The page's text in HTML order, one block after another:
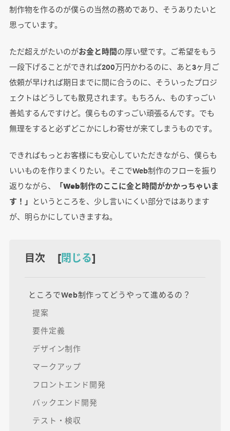
制作物を作るのが僕らの当然の務めであり、そうありたいと
思っています。
ただ超えがたいのがお金と時間の厚い壁です。ご希望をもう
一段下げることができれば200万円かわるのに、あと3ヶ月ご
依頼が早ければ期日までに間に合うのに、そういったプロジ
ェクトはどうしても散見されます。もちろん、ものすっごい
善処するんですけど。僕らものすっごい頑張るんです。でも
無理をすると必ずどこかにしわ寄せが来てしまうものです。
できればもっとお客様にも安心していただきながら、僕らも
いいものを作りまくりたい。そこでWeb制作のフローを振り
返りながら、
「Web制作のここに金と時間がかかっちゃいま
す！」 というところを、少し言いにくい部分ではあります
が、明らかにしていきますね。
目次 [閉じる]
ところでWeb制作ってどうやって進めるの？
提案
要件定義
デザイン制作
マークアップ
フロントエンド開発
バックエンド開発
テスト・検収